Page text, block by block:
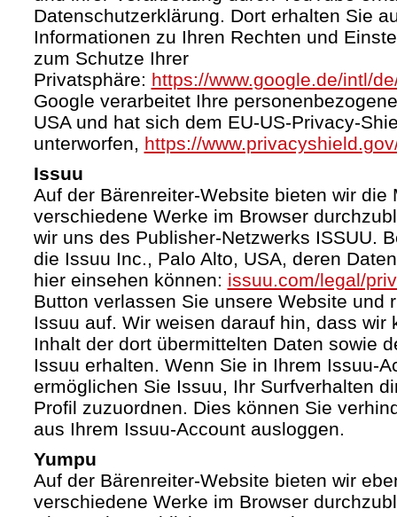
Datenschutzerklärung. Dort erhalten Sie
Informationen zu Ihren Rechten und
zum Schutze Ihrer
Privatsphäre: https://www.google.de/intl/
Google verarbeitet Ihre
USA und hat sich dem EU-US-Privacy-
unterworfen, https://
Issuu
Auf der Bärenreiter-Website bieten wir die
verschiedene Werke im Browser
wir uns des Publisher-Netzwerks ISSUU.
die Issuu Inc., Palo Alto, USA, deren
hier einsehen können: issuu.com/legal/
Button verlassen Sie unsere Website und
Issuu auf. Wir weisen darauf hin, dass wir
Inhalt der dort übermittelten Daten sowie
Issuu erhalten. Wenn Sie in Ihrem Issuu-
ermöglichen Sie Issuu, Ihr Surfverhalten
Profil zuzuordnen. Dies können Sie
aus Ihrem Issuu-Account ausloggen.
Yumpu
Auf der Bärenreiter-Website bieten wir
verschiedene Werke im Browser